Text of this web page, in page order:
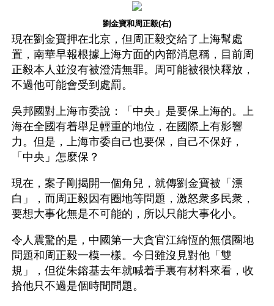
劉金寶和周正毅(右)
現在劉金寶押在北京，但周正毅交給了上海幫處
置，南華早報根據上海方面的內部消息稱，目前周
正毅本人並沒有被澄清無罪。周可能被很快釋放，
不過他可能會受到處罰。
吳邦國對上海市委說：「中央」是要保上海的。上
海在全國有着舉足輕重的地位，在國際上有影響
力。但是，上海市委自己也要保，自己不保好，
「中央」怎麼保？
現在，案子剛揭開一個角兒，就傳劉金寶被「漂
白」，而周正毅因有圈地等問題，激怒衆多民衆，
要想大事化無是不可能的，所以只能大事化小。
令人震驚的是，中國第一大貪官江綿恆的無償圈地
問題和周正毅一模一樣。今日雖沒見對他「雙
規」，但從朱鎔基去年就喊着手裏有材料來看，收
拾他只不過是個時間問題。